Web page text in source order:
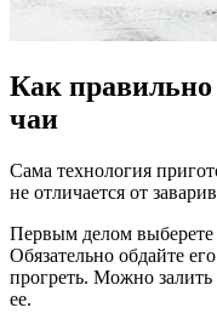
Как правильно
чаи
Сама технология
не отличается от
Первым делом
Обязательно обдайте
прогреть. Можно
ее.